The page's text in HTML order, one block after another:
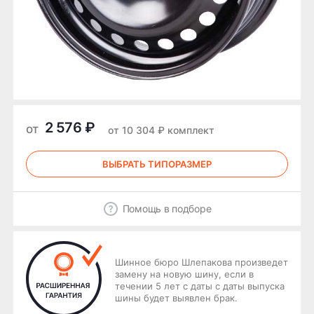
от 2 576 ₽ от 10 304 ₽ комплект
ВЫБРАТЬ ТИПОРАЗМЕР
Помощь в подборе
Шинное бюро Шлепакова произведет
замену на новую шину, если в
течении 5 лет с даты с даты выпуска
шины будет выявлен брак.